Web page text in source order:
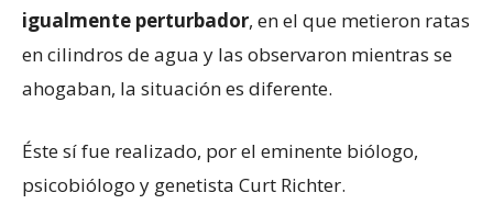
igualmente perturbador, en el que metieron ratas
en cilindros de agua y las observaron mientras se
ahogaban, la situación es diferente.
Éste sí fue realizado, por el eminente biólogo,
psicobiólogo y genetista Curt Richter.